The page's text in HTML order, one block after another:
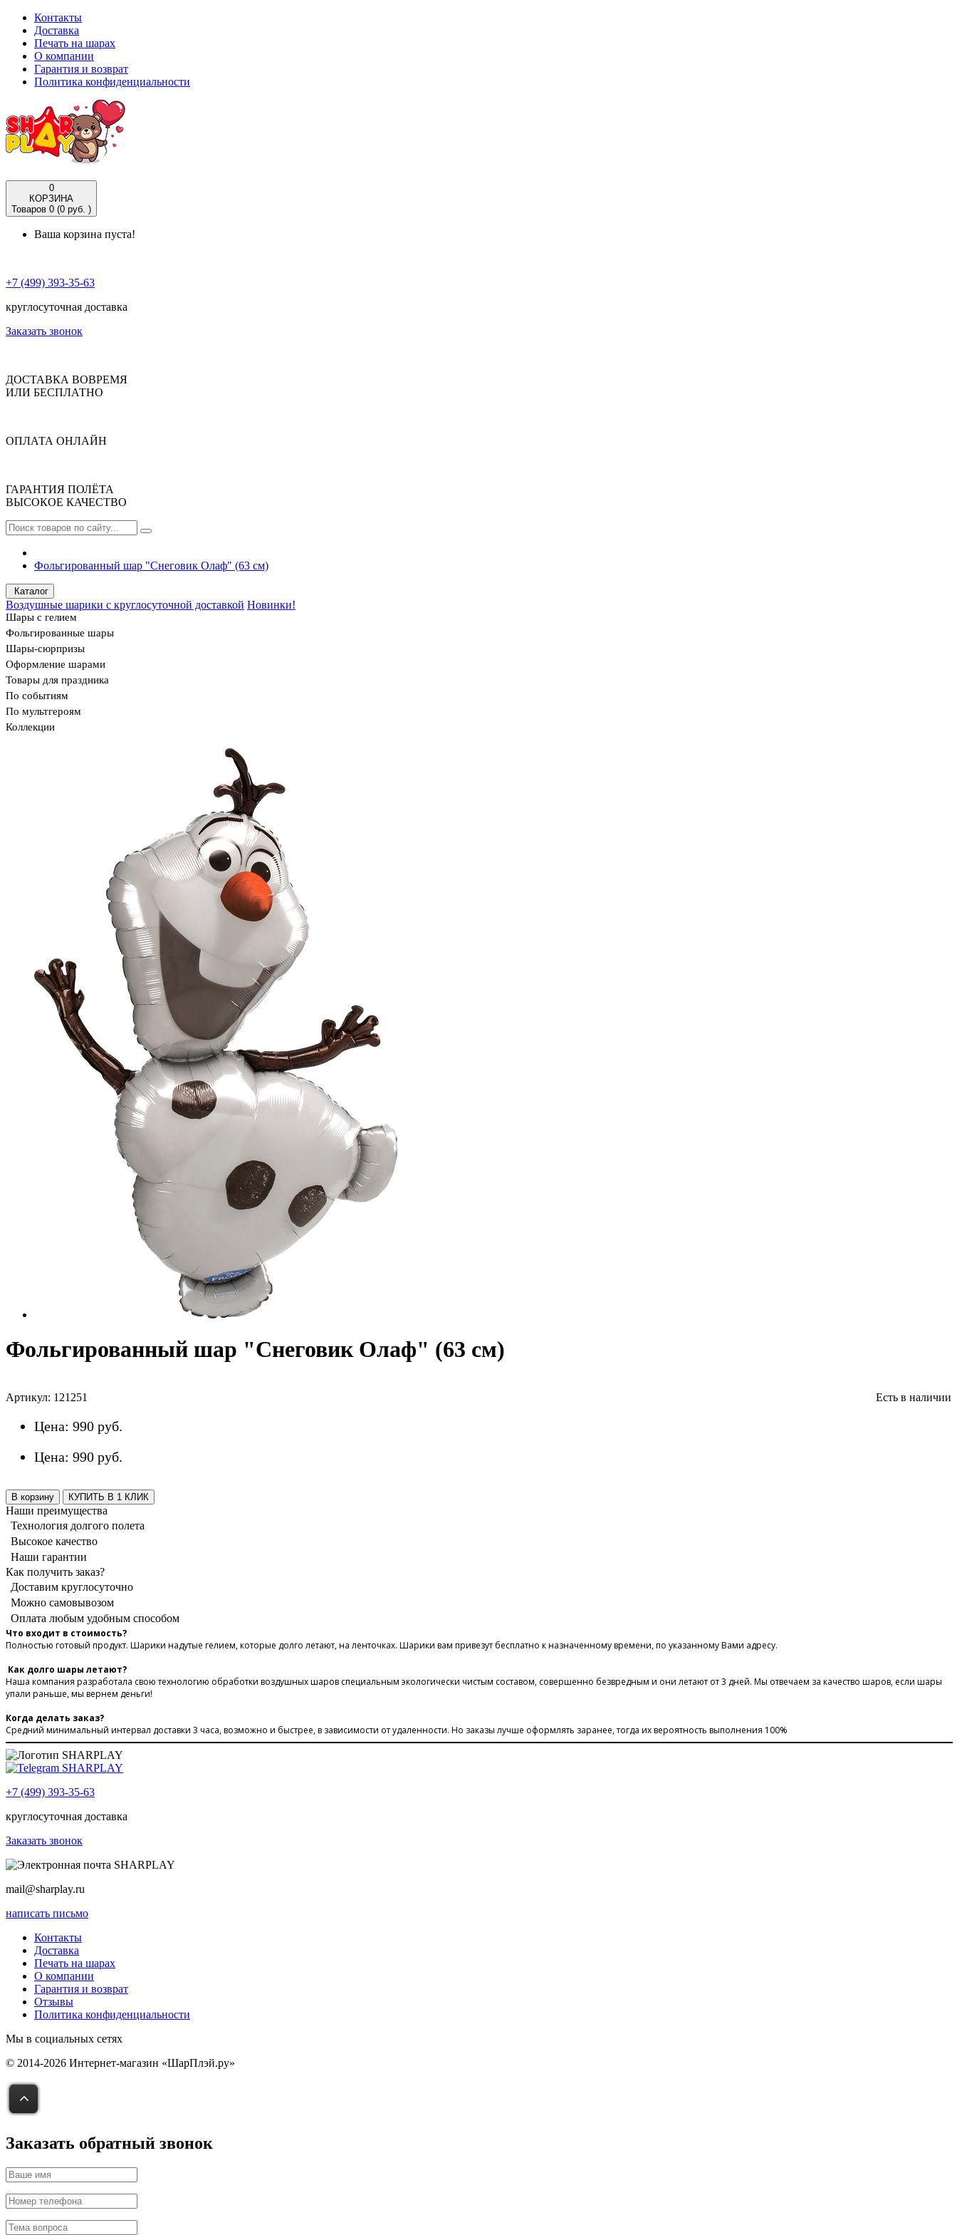
Контакты
Доставка
Печать на шарах
О компании
Гарантия и возврат
Политика конфиденциальности
0
КОРЗИНА
Товаров 0 (0 руб. )
Ваша корзина пуста!
+7 (499) 393-35-63
круглосуточная доставка
Заказать звонок
ДОСТАВКА ВОВРЕМЯ
ИЛИ БЕСПЛАТНО
ОПЛАТА ОНЛАЙН
ГАРАНТИЯ ПОЛЁТА
ВЫСОКОЕ КАЧЕСТВО
Фольгированный шар "Снеговик Олаф" (63 см)
Каталог
Воздушные шарики с круглосуточной доставкой Новинки!
Шары с гелием
Фольгированные шары
Шары-сюрпризы
Оформление шарами
Товары для праздника
По событиям
По мультгероям
Коллекции
Фольгированный шар "Снеговик Олаф" (63 см)
Артикул: 121251 Есть в наличии
Цена: 990 руб.
Цена: 990 руб.
В корзину КУПИТЬ В 1 КЛИК
Наши преимущества
Технология долгого полета
Высокое качество
Наши гарантии
Как получить заказ?
Доставим круглосуточно
Можно самовывозом
Оплата любым удобным способом
Что входит в стоимость?
Полностью готовый продукт. Шарики надутые гелием, которые долго летают, на ленточках. Шарики вам привезут бесплатно к назначенному времени, по указанному Вами адресу.
Как долго шары летают?
Наша компания разработала свою технологию обработки воздушных шаров специальным экологически чистым составом, совершенно безвредным и они летают от 3 дней. Мы отвечаем за качество шаров, если шары
упали раньше, мы вернем деньги!
Когда делать заказ?
Средний минимальный интервал доставки 3 часа, возможно и быстрее, в зависимости от удаленности. Но заказы лучше оформлять заранее, тогда их вероятность выполнения 100%
+7 (499) 393-35-63
круглосуточная доставка
Заказать звонок
mail@sharplay.ru
написать письмо
Контакты
Доставка
Печать на шарах
О компании
Гарантия и возврат
Отзывы
Политика конфиденциальности
Мы в социальных сетях
© 2014-2026 Интернет-магазин «ШарПлэй.ру»
Заказать обратный звонок